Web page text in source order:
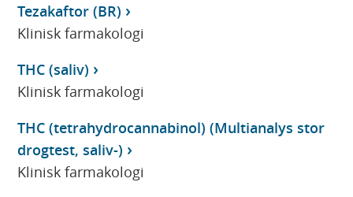
Tezakaftor (BR)
Klinisk farmakologi
THC (saliv)
Klinisk farmakologi
THC (tetrahydrocannabinol) (Multianalys stor
drogtest, saliv-)
Klinisk farmakologi